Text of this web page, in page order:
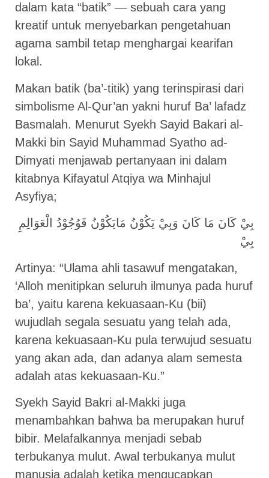
dalam kata “batik” — sebuah cara yang
kreatif untuk menyebarkan pengetahuan
agama sambil tetap menghargai kearifan
lokal.
Makan batik (ba’-titik) yang terinspirasi dari
simbolisme Al-Qur’an yakni huruf Ba’ lafadz
Basmalah. Menurut Syekh Sayid Bakari al-
Makki bin Sayid Muhammad Syatho ad-
Dimyati menjawab pertanyaan ini dalam
kitabnya Kifayatul Atqiya wa Minhajul
Asyfiya;
بِيْ كَانَ مَا كَانَ وَبِيْ يَكُوْنُ مَايَكُوْنُ فَوُجُوْدُ الْعَوَالِمِ
بِيْ
Artinya: “Ulama ahli tasawuf mengatakan,
‘Alloh menitipkan seluruh ilmunya pada huruf
ba’, yaitu karena kekuasaan-Ku (bii)
wujudlah segala sesuatu yang telah ada,
karena kekuasaan-Ku pula terwujud sesuatu
yang akan ada, dan adanya alam semesta
adalah atas kekuasaan-Ku.”
Syekh Sayid Bakri al-Makki juga
menambahkan bahwa ba merupakan huruf
bibir. Melafalkannya menjadi sebab
terbukanya mulut. Awal terbukanya mulut
manusia adalah ketika mengucapkan